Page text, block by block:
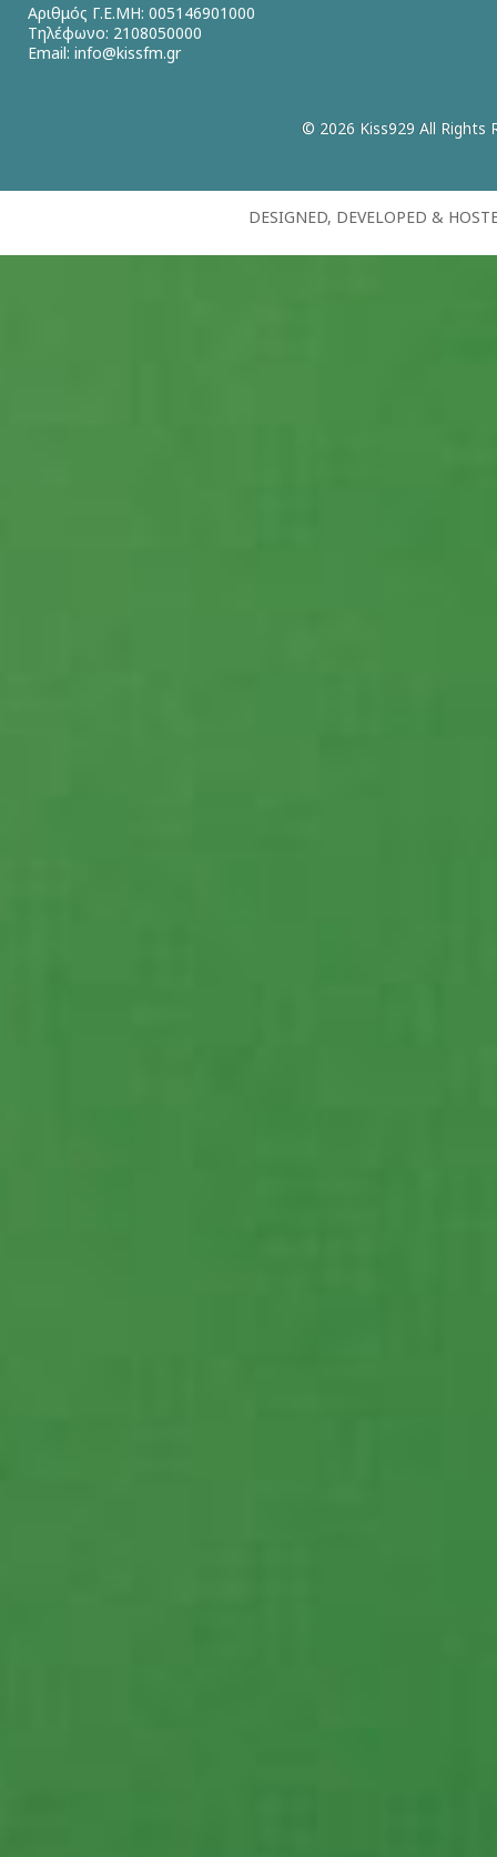
Αριθμός Γ.Ε.ΜΗ: 005146901000
Τηλέφωνο: 2108050000
Email: info@kissfm.gr
© 2026 Kiss929 All Rights
DESIGNED, DEVELOPED &